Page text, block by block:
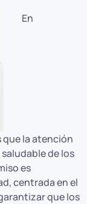
En
la atención
de los
es
centrada en el
que los